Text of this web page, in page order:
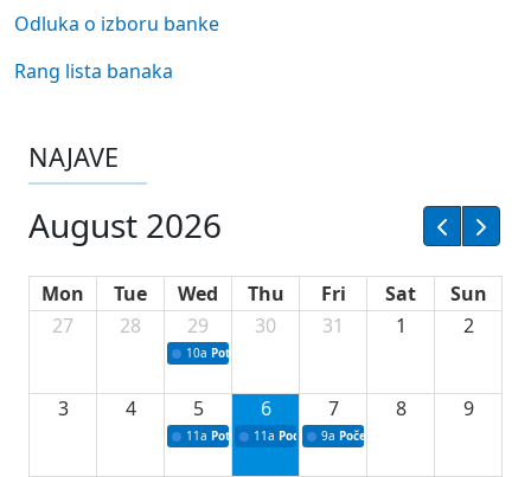
Odluka o izboru banke
Rang lista banaka
NAJAVE
August 2026
Mon Tue Wed Thu Fri Sat
Sun
27
28 29
10a Potpisivanje ugovora sa neprofitnim
30 31 1 2
3 4 5
11a Potpisivanje ugovora o stipendijama za
6
11a Podrška razvoju vodne infrastrukture u
7
9a Početak izgradnje nove
8 9